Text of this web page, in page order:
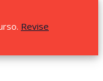
Revise